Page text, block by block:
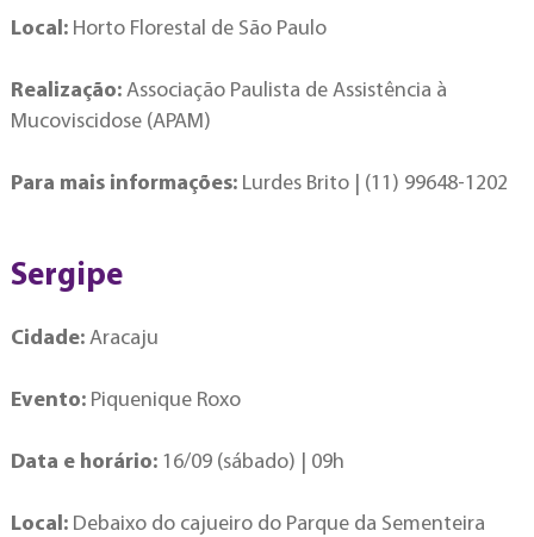
Local: Horto Florestal de São Paulo
Realização: Associação Paulista de Assistência à
Mucoviscidose (APAM)
Para mais informações: Lurdes Brito | (11) 99648-1202
Sergipe
Cidade: Aracaju
Evento: Piquenique Roxo
Data e horário: 16/09 (sábado) | 09h
Local: Debaixo do cajueiro do Parque da Sementeira